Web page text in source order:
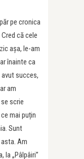
pe cronica
că cele
așa, le-am
înainte ca
succes,
am
scrie
mai puțin
Sunt
Am
la „Pâlpâiri”